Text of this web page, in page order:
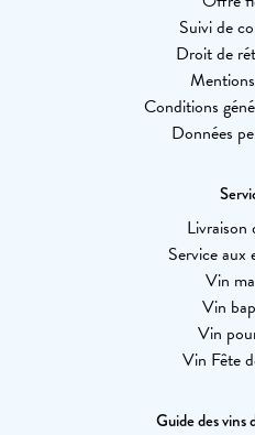
Suivi de
Droit de
Conditions
Données
Livraison
Service aux
Vin
Vin
Vin
Vin Fête
Guide des vins